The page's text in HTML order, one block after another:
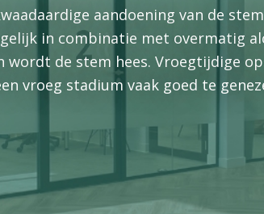
aandoening van de
in combinatie met overmatig
de stem hees. Vroegtijdige
vroeg stadium vaak goed te